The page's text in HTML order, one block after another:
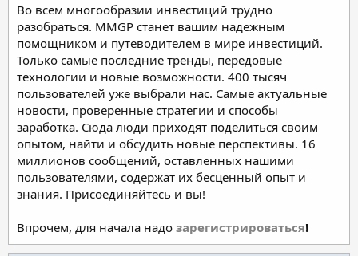
Во всем многообразии инвестиций трудно
разобраться. MMGP станет вашим надежным
помощником и путеводителем в мире инвестиций.
Только самые последние тренды, передовые
технологии и новые возможности. 400 тысяч
пользователей уже выбрали нас. Самые актуальные
новости, проверенные стратегии и способы
заработка. Сюда люди приходят поделиться своим
опытом, найти и обсудить новые перспективы. 16
миллионов сообщений, оставленных нашими
пользователями, содержат их бесценный опыт и
знания. Присоединяйтесь и вы!
Впрочем, для начала надо зарегистрироваться!